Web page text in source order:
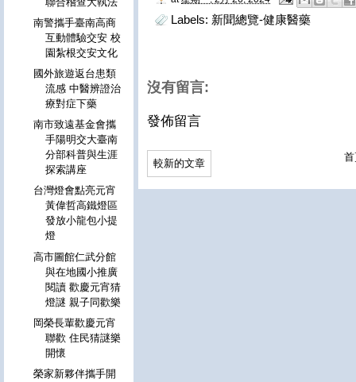
Labels: 新聞總覽-健康醫藥
沒有留言:
發佈留言
較新的文章
南警攜手臺南高商
互動體驗交安 校
園紮根交安文化
國外旅遊返台患類
流感 中醫辨證治
療對症下藥
南市致遠基金會攜
手陽明交大臺南
分部科普與生涯
探索講座
台灣燈會點亮元宵
黃偉哲高鐵燈區
發放小龍包小提
燈
高市圖館仁武分館
與在地國小推廣
閱讀 歡慶元宵猜
燈謎 親子同歡樂
岡榮長輩歡慶元宵
聯歡 住民猜謎樂
開懷
榮家新夥伴攜手開